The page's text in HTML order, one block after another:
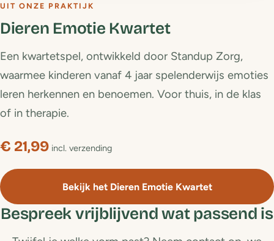
UIT ONZE PRAKTIJK
Dieren Emotie Kwartet
Een kwartetspel, ontwikkeld door Standup Zorg,
waarmee kinderen vanaf 4 jaar spelenderwijs emoties
leren herkennen en benoemen. Voor thuis, in de klas
of in therapie.
€ 21,99 incl. verzending
Bekijk het Dieren Emotie Kwartet
Bespreek vrijblijvend wat passend is